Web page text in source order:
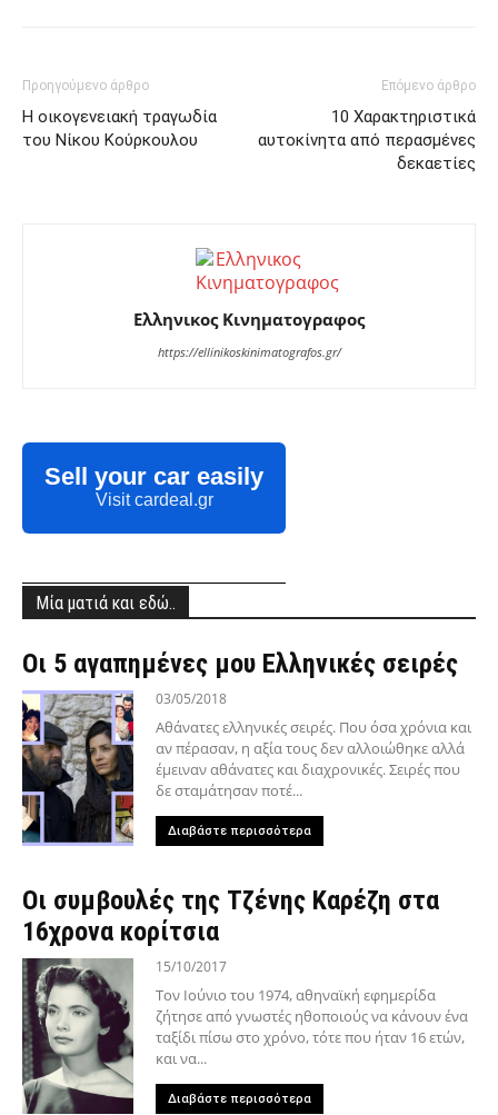
Προηγούμενο άρθρο
Η οικογενειακή τραγωδία
του Νίκου Κούρκουλου
Επόμενο άρθρο
10 Χαρακτηριστικά
αυτοκίνητα από περασμένες
δεκαετίες
Ελληνικος Κινηματογραφος
https://ellinikoskinimatografos.gr/
Sell your car easily
Visit cardeal.gr
Μία ματιά και εδώ..
Οι 5 αγαπημένες μου Ελληνικές σειρές
03/05/2018
Αθάνατες ελληνικές σειρές. Που όσα χρόνια και
αν πέρασαν, η αξία τους δεν αλλοιώθηκε αλλά
έμειναν αθάνατες και διαχρονικές. Σειρές που
δε σταμάτησαν ποτέ...
Διαβάστε περισσότερα
Οι συμβουλές της Τζένης Καρέζη στα
16χρονα κορίτσια
15/10/2017
Τον Ιούνιο του 1974, αθηναϊκή εφημερίδα
ζήτησε από γνωστές ηθοποιούς να κάνουν ένα
ταξίδι πίσω στο χρόνο, τότε που ήταν 16 ετών,
και να...
Διαβάστε περισσότερα